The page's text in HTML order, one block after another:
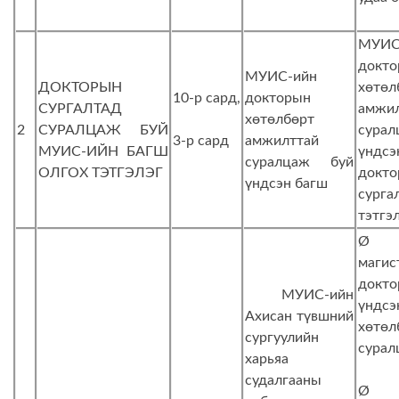
2
ДОКТОРЫН
СУРГАЛТАД
СУРАЛЦАЖ БУЙ
МУИС-ИЙН БАГШ
ОЛГОХ ТЭТГЭЛЭГ
10-р сард,
3-р сард
МУИС-ийн
докторын
хөтөлбөрт
амжилттай
суралцаж буй
үндсэн багш
МУИС-ийн
Ахисан түвшний
сургуулийн
харьяа
судалгааны
Ø
Ø